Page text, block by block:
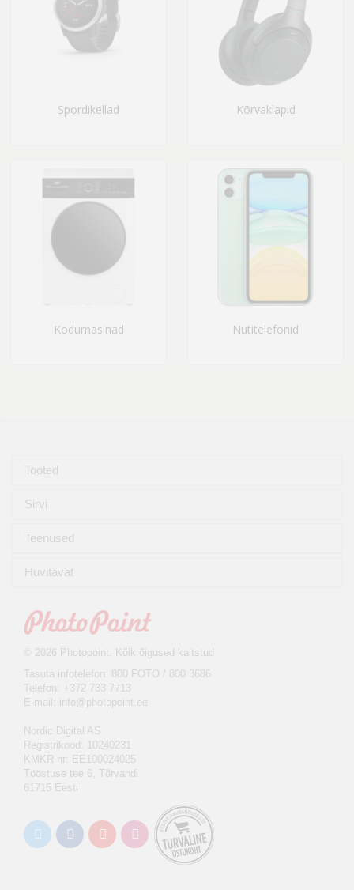
Spordikellad Kõrvaklapid
Kodumasinad Nutitelefonid
Tooted
Sirvi
Teenused
Huvitavat
© 2026 Photopoint. Kõik õigused kaitstud
Tasuta infotelefon: 800 FOTO / 800 3686
Telefon: +372 733 7713
E-mail: info@photopoint.ee
Nordic Digital AS
Registrikood: 10240231
KMKR nr: EE100024025
Tööstuse tee 6, Tõrvandi
61715 Eesti